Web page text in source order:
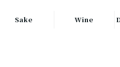
Sake Wine